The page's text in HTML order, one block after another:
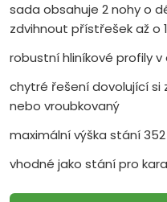
sada obsahuje 2 nohy o
zdvihnout přístřešek až o
robustní hliníkové profily
chytré řešení dovolující
nebo vroubkovaný
maximální výška stání
vhodné jako stání pro